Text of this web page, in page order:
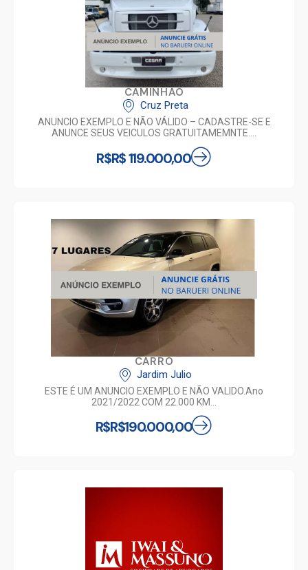
CAMINHAO
Cruz Preta
ANUNCIO EXEMPLO E NÃO VÁLIDO – CADASTRE-SE E
ANUNCE SEUS VEICULOS GRATUITAMEMNTE….
R$R$ 119.000,00
CARRO
Jardim Julio
ESTE É UM ANUNCIO EXEMPLO E NÃO VALIDO.Ano
2021/2022 COM 22.000 KM…
R$R$190.000,00